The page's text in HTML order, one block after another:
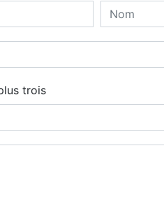
trois